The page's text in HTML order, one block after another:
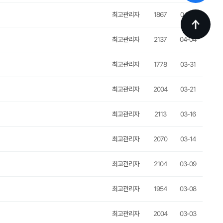
최고관리자 1867 04-12
최고관리자 2137 04-04
최고관리자 1778 03-31
최고관리자 2004 03-21
최고관리자 2113 03-16
최고관리자 2070 03-14
최고관리자 2104 03-09
최고관리자 1954 03-08
최고관리자 2004 03-03